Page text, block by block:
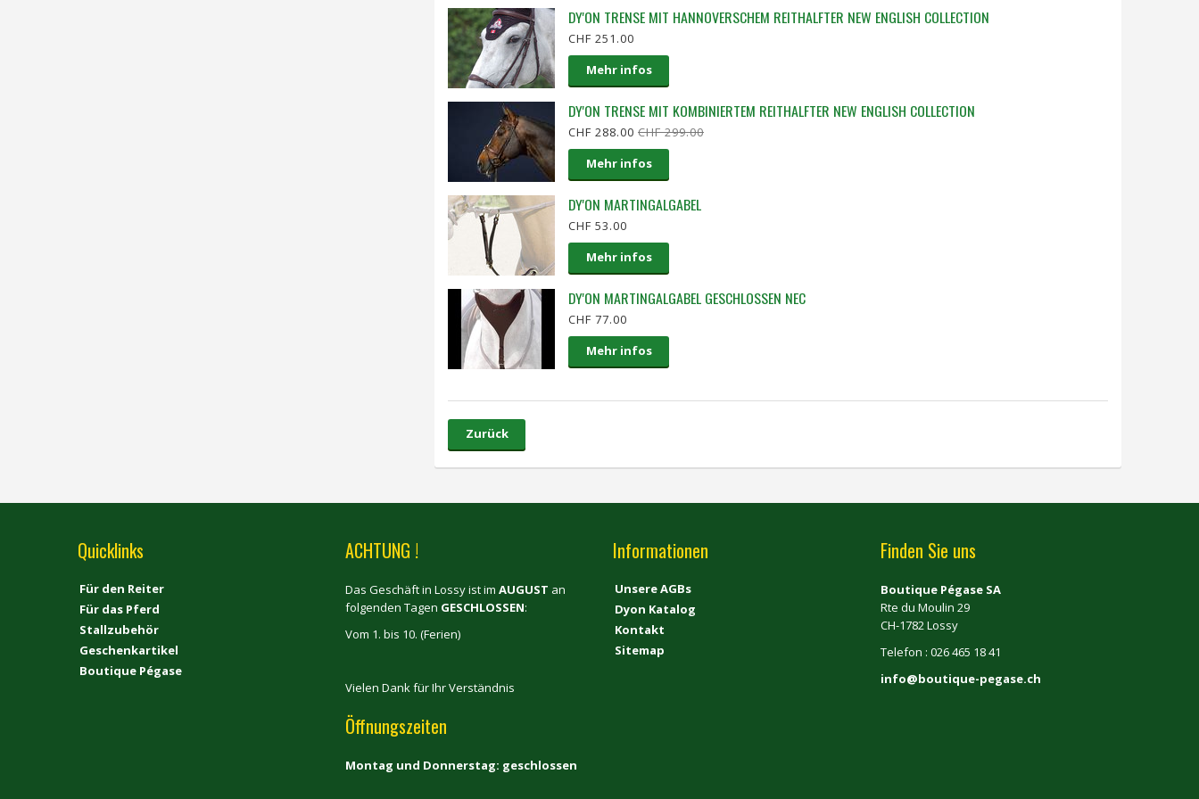
DY'ON TRENSE MIT HANNOVERSCHEM REITHALFTER NEW ENGLISH COLLECTION
CHF 251.00
Mehr infos
DY'ON TRENSE MIT KOMBINIERTEM REITHALFTER NEW ENGLISH COLLECTION
CHF 288.00 CHF 299.00
Mehr infos
DY'ON MARTINGALGABEL
CHF 53.00
Mehr infos
DY'ON MARTINGALGABEL GESCHLOSSEN NEC
CHF 77.00
Mehr infos
Zurück
Quicklinks
Für den Reiter
Für das Pferd
Stallzubehör
Geschenkartikel
Boutique Pégase
ACHTUNG !
Das Geschäft in Lossy ist im AUGUST an
folgenden Tagen GESCHLOSSEN:
Vom 1. bis 10. (Ferien)
Vielen Dank für Ihr Verständnis
Öffnungszeiten
Montag und Donnerstag: geschlossen
Informationen
Unsere AGBs
Dyon Katalog
Kontakt
Sitemap
Finden Sie uns
Boutique Pégase SA
Rte du Moulin 29
CH-1782 Lossy
Telefon : 026 465 18 41
info@boutique-pegase.ch